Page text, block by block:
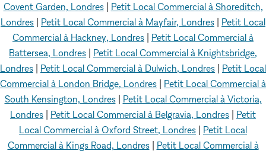
Covent Garden, Londres| Petit Local Commercial à Shoreditch,
Londres
Petit Local Commercial à Mayfair, Londres
Petit Local
Commercial à Hackney, Londres
Petit Local Commercial à
Battersea, Londres
Petit Local Commercial à Knightsbridge,
Londres
Petit Local Commercial à Dulwich, Londres
Petit Local
Commercial à London Bridge, Londres
Petit Local Commercial à
South Kensington, Londres| Petit Local Commercial à Victoria,
Londres
Petit Local Commercial à Belgravia, Londres
Petit
Local Commercial à Oxford Street, Londres
Petit Local
Commercial à Kings Road, Londres| Petit Local Commercial à